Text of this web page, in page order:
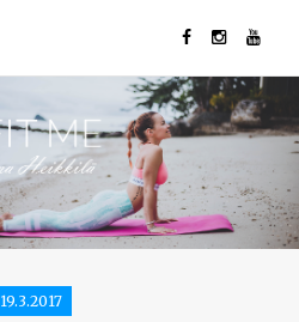
19.3.2017